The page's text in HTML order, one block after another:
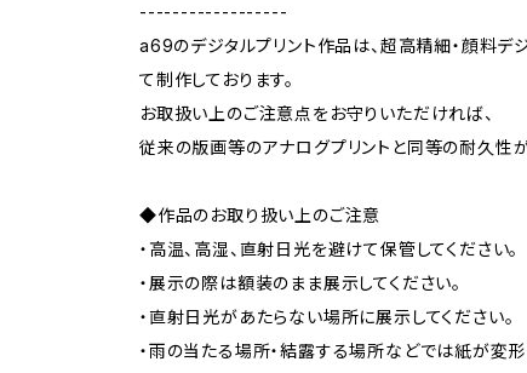
------------------
a69のデジタルプリント作品は、超高精細・顔料デ
て制作しております。
お取扱い上のご注意点をお守りいただければ、
従来の版画等のアナログプリントと同等の耐久性が
◆作品のお取り扱い上のご注意
・高温、高湿、直射日光を避けて保管してください。
・展示の際は額装のまま展示してください。
・直射日光があたらない場所に展示してください。
・雨の当たる場所・結露する場所などでは紙が変形